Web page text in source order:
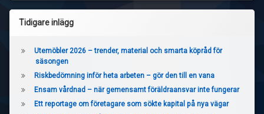
Tidigare inlägg
Utemöbler 2026 – trender, material och smarta köpråd för
säsongen
Riskbedömning inför heta arbeten – gör den till en vana
Ensam vårdnad – när gemensamt föräldraansvar inte fungerar
Ett reportage om företagare som sökte kapital på nya vägar